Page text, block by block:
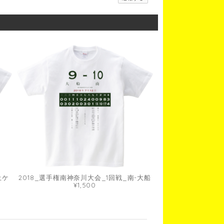
2018_選手権南神奈川大会_1回戦_南-大船
¥1,500